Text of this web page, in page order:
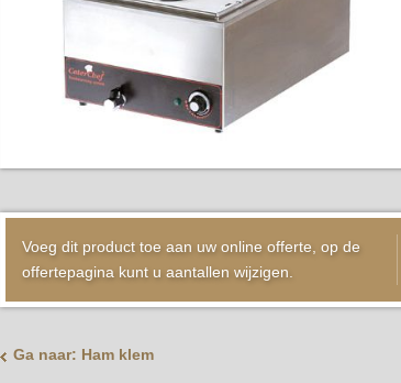
Voeg dit product toe aan uw online offerte, op de
offertepagina kunt u aantallen wijzigen.
Ga naar: Ham klem